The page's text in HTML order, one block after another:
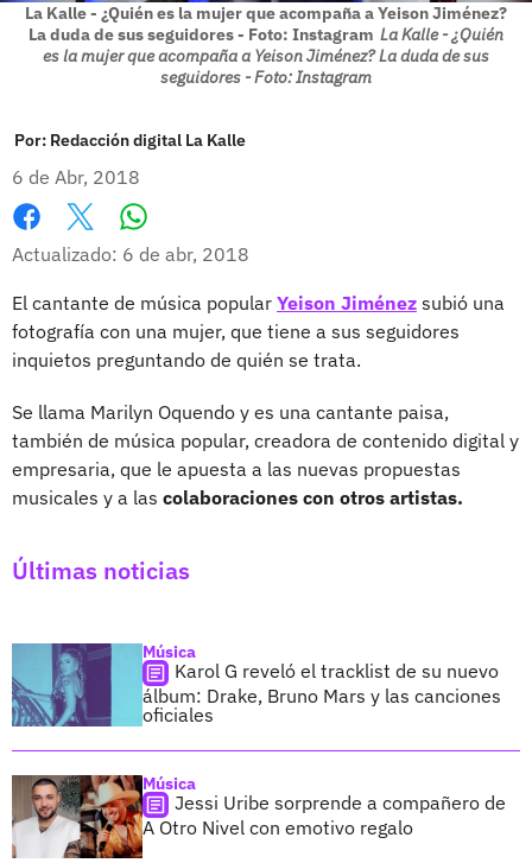
La Kalle - ¿Quién es la mujer que acompaña a Yeison Jiménez?
La duda de sus seguidores - Foto: Instagram La Kalle - ¿Quién
es la mujer que acompaña a Yeison Jiménez? La duda de sus
seguidores - Foto: Instagram
Por: Redacción digital La Kalle
6 de Abr, 2018
Facebook
X
Actualizado: 6 de abr, 2018
El cantante de música popular Yeison Jiménez subió una
fotografía con una mujer, que tiene a sus seguidores
inquietos preguntando de quién se trata.
Se llama Marilyn Oquendo y es una cantante paisa,
también de música popular, creadora de contenido digital y
empresaria, que le apuesta a las nuevas propuestas
musicales y a las colaboraciones con otros artistas.
Últimas noticias
Música
Karol G reveló el tracklist de su nuevo
álbum: Drake, Bruno Mars y las canciones
oficiales
Música
Jessi Uribe sorprende a compañero de
A Otro Nivel con emotivo regalo